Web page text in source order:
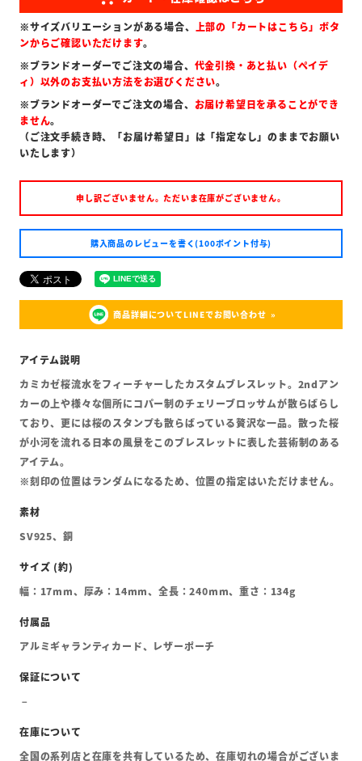
※サイズバリエーションがある場合、 上部の「カートはこちら」ボタ
ンからご確認いただけます。
※ブランドオーダーでご注文の場合、 代金引換・あと払い（ペイデ
ィ）以外のお支払い方法をお選びください。
※ブランドオーダーでご注文の場合、 お届け希望日を承ることができ
ません。
（ご注文手続き時、「お届け希望日」は「指定なし」のままでお願い
いたします）
申し訳ございません。ただいま在庫がございません。
購入商品のレビューを書く(100ポイント付与)
商品詳細についてLINEでお問い合わせ
カミカゼ桜流水をフィーチャーしたカスタムブレスレット。2ndアン
カーの上や様々な個所にコパー制のチェリーブロッサムが散らばらし
ており、更には桜のスタンプも散らばっている贅沢な一品。散った桜
が小河を流れる日本の風景をこのブレスレットに表した芸術制のある
アイテム。
※刻印の位置はランダムになるため、位置の指定はいただけません。
SV925、銅
幅：17mm、厚み：14mm、全長：240mm、重さ：134g
アルミギャランティカード、レザーポーチ
全国の系列店と在庫を共有しているため、在庫切れの場合がございま